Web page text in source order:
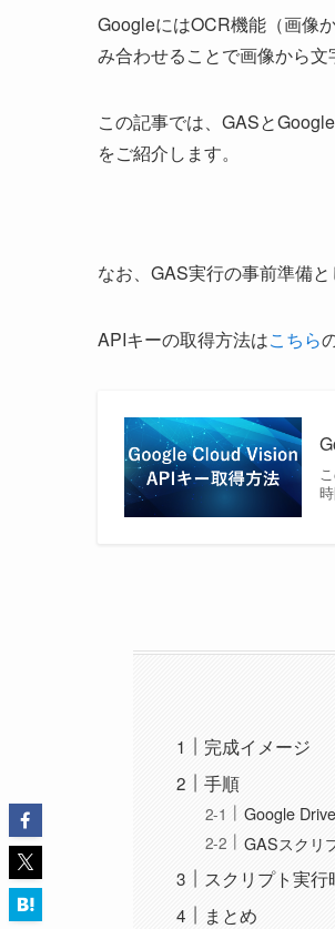
GoogleにはOCR機能（画像
み合わせることで画像から文
この記事では、GASと
をご紹介します。
なお、GAS実行の事前準備
APIキーの取得方法はこちら
完成イメージ
手順
Google
GASスクリ
スクリプト実
まとめ